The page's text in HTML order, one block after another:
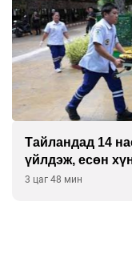
Тайландад 14
үйлдэж, есөн
3 цаг 48 мин